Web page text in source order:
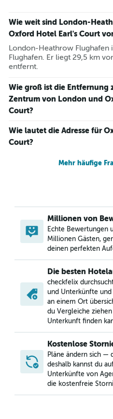
Wie weit sind London-
Oxford Hotel Earl's Court
London-Heathrow Flughafen
Flughafen. Er liegt 29,5 km
entfernt.
Wie groß ist die Entfernung
Zentrum von London und
Court?
Wie lautet die Adresse für
Court?
Mehr häufige
Millionen von
Echte Bewertungen
Millionen Gästen,
deinen perfekten
Die besten
checkfelix
und Unterkünfte und
an einem Ort
du Vergleiche
Unterkunft finden
Kostenlose
Pläne ändern sich —
deshalb kannst du
Unterkünfte von
die kostenfreie